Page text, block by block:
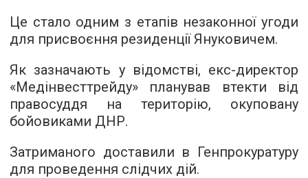
Це стало одним з етапів незаконної угоди
для присвоєння резиденції Януковичем.
Як зазначають у відомстві, екс-директор
«Медінвесттрейду» планував втекти від
правосуддя на територію, окуповану
бойовиками ДНР.
Затриманого доставили в Генпрокуратуру
для проведення слідчих дій.